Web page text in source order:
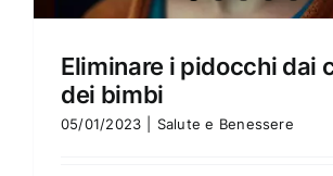
Eliminare i pidocchi dai
dei bimbi
05/01/2023 Salute e Benessere